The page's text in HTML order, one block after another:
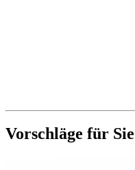
Vorschläge für Sie